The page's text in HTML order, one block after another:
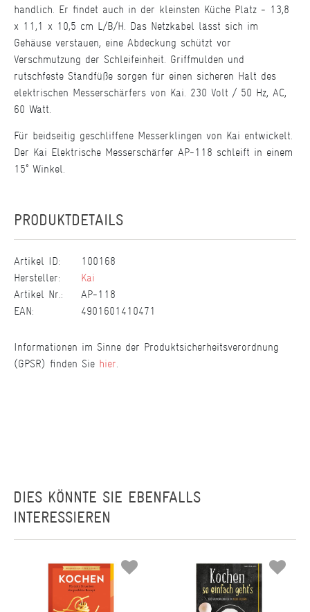
handlich. Er findet auch in der kleinsten Küche Platz - 13,8
x 11,1 x 10,5 cm L/B/H. Das Netzkabel lässt sich im
Gehäuse verstauen, eine Abdeckung schützt vor
Verschmutzung der Schleifeinheit. Griffmulden und
rutschfeste Standfüße sorgen für einen sicheren Halt des
elektrischen Messerschärfers von Kai. 230 Volt / 50 Hz, AC,
60 Watt.
Für beidseitig geschliffene Messerklingen von Kai entwickelt.
Der Kai Elektrische Messerschärfer AP-118 schleift in einem
15° Winkel.
PRODUKTDETAILS
Artikel ID:
100168
Hersteller:
Kai
Artikel Nr.:
AP-118
EAN:
4901601410471
Informationen im Sinne der Produktsicherheitsverordnung
(GPSR) finden Sie hier.
DIES KÖNNTE SIE EBENFALLS
INTERESSIEREN